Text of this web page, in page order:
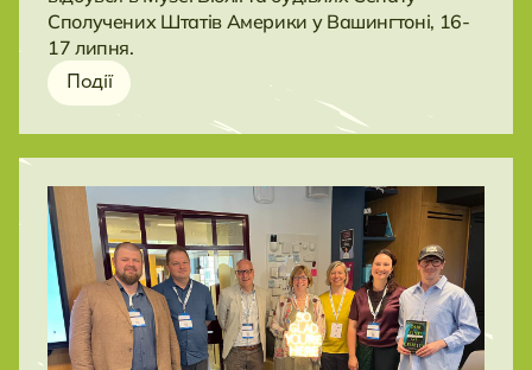
Сполучених Штатів Америки у Вашингтоні, 16-
17 липня.
Події